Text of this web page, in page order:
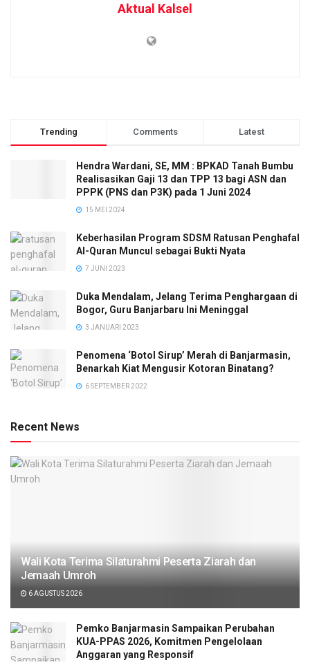
Aktual Kalsel
Trending Comments Latest
Hendra Wardani, SE, MM : BPKAD Tanah Bumbu
Realisasikan Gaji 13 dan TPP 13 bagi ASN dan
PPPK (PNS dan P3K) pada 1 Juni 2024
15 MEI 2024
Keberhasilan Program SDSM Ratusan Penghafal
Al-Quran Muncul sebagai Bukti Nyata
7 JUNI 2023
Duka Mendalam, Jelang Terima Penghargaan di
Bogor, Guru Banjarbaru Ini Meninggal
3 JANUARI 2023
Penomena ‘Botol Sirup’ Merah di Banjarmasin,
Benarkah Kiat Mengusir Kotoran Binatang?
6 SEPTEMBER 2022
Recent News
Wali Kota Terima Silaturahmi Peserta Ziarah dan
Jemaah Umroh
6 AGUSTUS 2026
Pemko Banjarmasin Sampaikan Perubahan
KUA-PPAS 2026, Komitmen Pengelolaan
Anggaran yang Responsif